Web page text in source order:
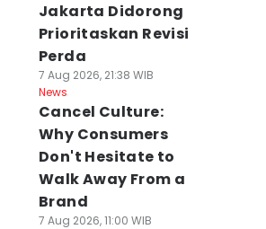
Jakarta Didorong
Prioritaskan Revisi
Perda
7 Aug 2026, 21:38 WIB
News
Cancel Culture:
Why Consumers
Don't Hesitate to
Walk Away From a
Brand
7 Aug 2026, 11:00 WIB